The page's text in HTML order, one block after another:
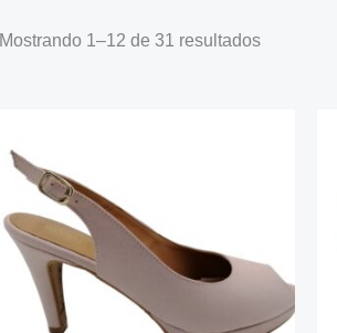
Mostrando 1–12 de 31 resultados